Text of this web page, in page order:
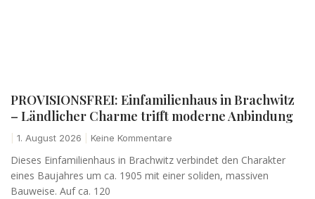
PROVISIONSFREI: Einfamilienhaus in Brachwitz
– Ländlicher Charme trifft moderne Anbindung
1. August 2026 Keine Kommentare
Dieses Einfamilienhaus in Brachwitz verbindet den Charakter
eines Baujahres um ca. 1905 mit einer soliden, massiven
Bauweise. Auf ca. 120